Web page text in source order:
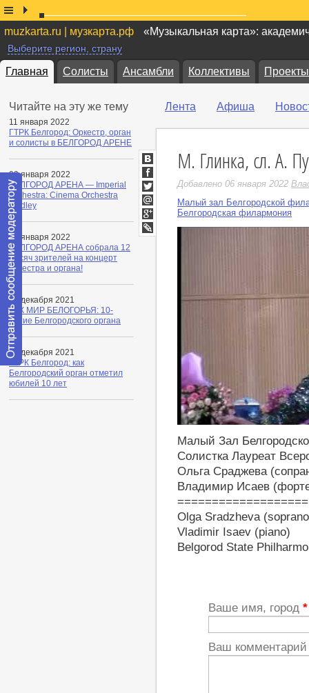
muzkarta.ru | музкарта.рф «Музыкальная карта»:
Выберите регион, страну
Главная Солисты Ансамбли Коллективы Проекты
Читайте на эту же тему
11 января 2022
ГТРК Белгород: Оркестр, орган
и солисты в БЕЛГОРОД АРЕНЕ
09 января 2022
БЕЛГОРОД АРЕНА — Imperial
Orchestra: Cinema Orchestra
Medley
09 января 2022
БЕЛГОРОД АРЕНА собрала 12
тысяч зрителей на концерт
оркестра и органа!
22 декабря 2021
ТРК МИР БЕЛОГОРЬЯ: 10-
летие Белгородского органа
22 декабря 2021
ГТРК Белгород: как
Белгородский орган отметил
юбилей 10 лет
Лента Афиша
М. Глинка, сл. А.
Добавлено 06 января 2022
Малый зал Белгородской
Белгородская филармония
Малый Зал
Солистка Лауреат
Ольга Сраджева
Владимир Исаев
===================
Olga Sradzheva
Vladimir Isaev (piano)
Belgorod State
ВКонтакте
Facebook
Twitter
Мой
Мир
Google+
LiveJournal
Ваше имя, город *
Ваш
Отправить
сообщение